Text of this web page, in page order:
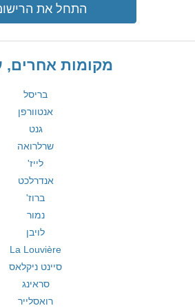
התחל את
מקומות אחרים,
בריסל
אנטוורפן
גנט
שרלרואה
לייז'
אנדרלכט
ברוז'
נמור
לויבן
La Louvière
סיינט ניקלאס
סראינג
רואסלייר